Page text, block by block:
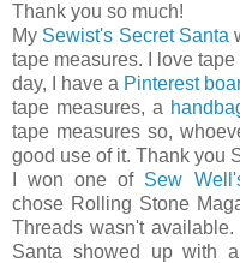
Thank you so much!
My Sewist's Secret Santa
tape measures. I love
day, I have a Pinterest
tape measures, a
tape measures so,
good use of it. Thank you
I won one of Sew
chose Rolling Stone
Threads wasn't available.
Santa showed up with